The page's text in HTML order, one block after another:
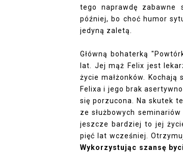
tego naprawdę
później, bo choć humor
jedyną zaletą.
Główną bohaterką
lat. Jej mąż Felix jest
życie małżonków.
Felixa i jego brak
się porzucona. Na skutek
ze służbowych
jeszcze bardziej to jej
pięć lat wcześniej.
Wykorzystując szansę